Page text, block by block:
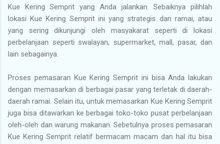
Kue Kering Semprit yang Anda jalankan. Sebaiknya pilihlah
lokasi Kue Kering Semprit ini yang strategis dan ramai, atau
yang sering dikunjungi oleh masyakarat seperti di lokasi
perbelanjaan seperti swalayan, supermarket, mall, pasar, dan
lain sebagainya.
Proses pemasaran Kue Kering Semprit ini bisa Anda lakukan
dengan memasarkan di berbagai pasar yang terletak di daerah-
daerah ramai. Selain itu, untuk memasarkan Kue Kering Semprit
juga bisa ditawarkan ke berbagai toko-toko pusat perbelanjaan
oleh-oleh dan warung makanan. Sebetulnya proses pemasaran
Kue Kering Semprit relatif bermacam macam dan hal itu bisa